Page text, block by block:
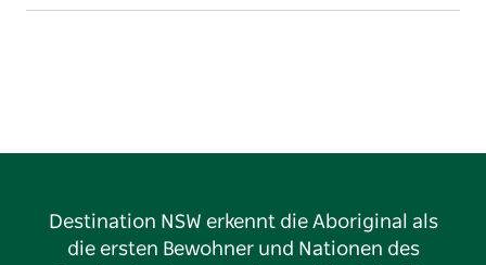
Destination NSW erkennt die Aboriginal als
die ersten Bewohner und Nationen des